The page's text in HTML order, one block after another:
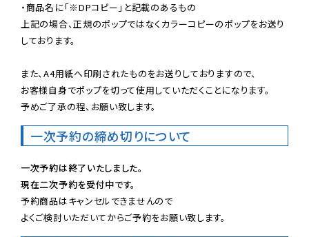
・商品名に「※DPコピー」と記載のあるもの
上記の場合、正規のポップではなくカラーコピーのポップをお送り
しております。
また、A4用紙へ印刷されたものをお送りしておりますので、
お客様自身でポップを切って使用していただくことになります。
予めご了承の程、お願い致します。
一次予約の締め切りについて
一次予約は終了いたしました。
現在二次予約を受付中です。
予約商品はキャンセルできませんので
よくご検討いただいてからご予約をお願い致します。